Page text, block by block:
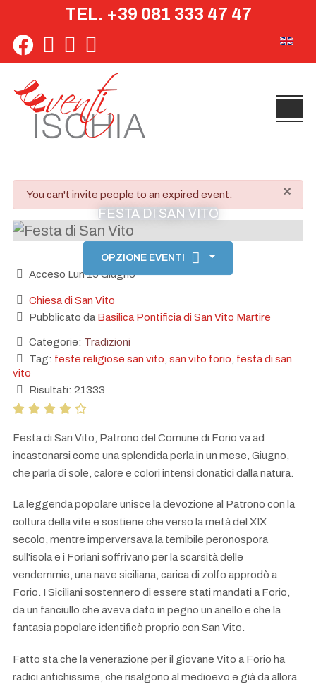
TEL. +39 081 333 47 47
×
danger
You can't invite people to an expired event.
FESTA DI SAN VITO
OPZIONE EVENTI
Acceso Lun 15 Giugno
Chiesa di San Vito
Pubblicato da Basilica Pontificia di San Vito Martire
Categorie: Tradizioni
Tag: feste religiose san vito san vito forio festa di san
vito
Risultati: 21333
Festa di San Vito, Patrono del Comune di Forio va ad
incastonarsi come una splendida perla in un mese, Giugno,
che parla di sole, calore e colori intensi donatici dalla natura.
La leggenda popolare unisce la devozione al Patrono con la
coltura della vite e sostiene che verso la metà del XIX
secolo, mentre imperversava la temibile peronospora
sull'isola e i Foriani soffrivano per la scarsità delle
vendemmie, una nave siciliana, carica di zolfo approdò a
Forio. I Siciliani sostennero di essere stati mandati a Forio,
da un fanciullo che aveva dato in pegno un anello e che la
fantasia popolare identificò proprio con San Vito.
Fatto sta che la venerazione per il giovane Vito a Forio ha
radici antichissime, che risalgono al medioevo e già da allora